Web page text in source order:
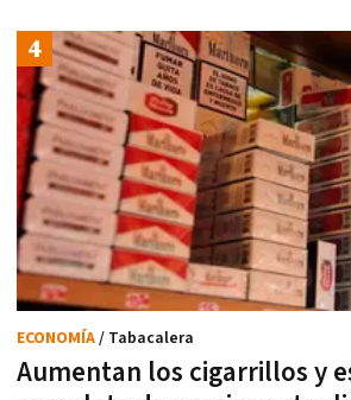
Aumentan los cigarrillos y
ECONOMÍA/ Tabacalera